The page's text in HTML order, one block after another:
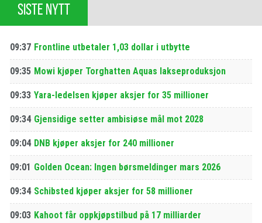
SISTE NYTT
09:37 Frontline utbetaler 1,03 dollar i utbytte
09:35 Mowi kjøper Torghatten Aquas lakseproduksjon
09:33 Yara-ledelsen kjøper aksjer for 35 millioner
09:34 Gjensidige setter ambisiøse mål mot 2028
09:04 DNB kjøper aksjer for 240 millioner
09:01 Golden Ocean: Ingen børsmeldinger mars 2026
09:34 Schibsted kjøper aksjer for 58 millioner
09:03 Kahoot får oppkjøpstilbud på 17 milliarder